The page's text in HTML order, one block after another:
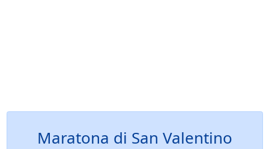
Maratona di San Valentino